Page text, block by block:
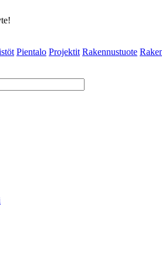
Pientalo Projektit Rakennustuote